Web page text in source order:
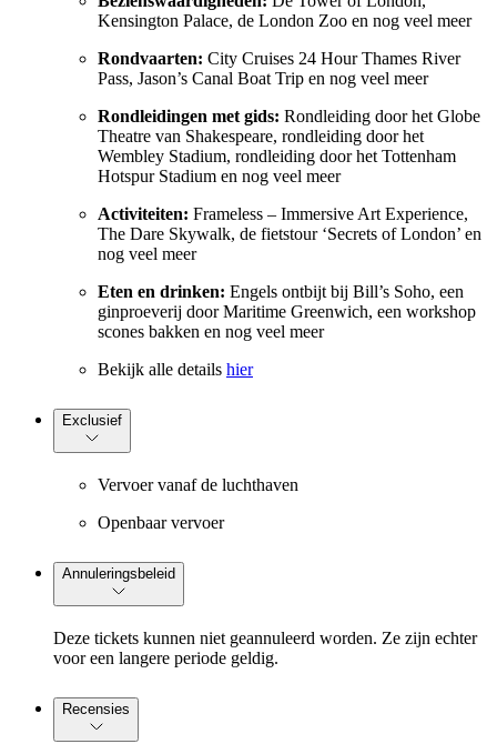
Kensington Palace, de London Zoo en nog veel meer
Rondvaarten: City Cruises 24 Hour Thames River
Pass, Jason’s Canal Boat Trip en nog veel meer
Rondleidingen met gids: Rondleiding door het Globe
Theatre van Shakespeare, rondleiding door het
Wembley Stadium, rondleiding door het Tottenham
Hotspur Stadium en nog veel meer
Activiteiten: Frameless – Immersive Art Experience,
The Dare Skywalk, de fietstour ‘Secrets of London’ en
nog veel meer
Eten en drinken: Engels ontbijt bij Bill’s Soho, een
ginproeverij door Maritime Greenwich, een workshop
scones bakken en nog veel meer
Bekijk alle details hier
Exclusief
Vervoer vanaf de luchthaven
Openbaar vervoer
Annuleringsbeleid
Deze tickets kunnen niet geannuleerd worden. Ze zijn echter
voor een langere periode geldig.
Recensies